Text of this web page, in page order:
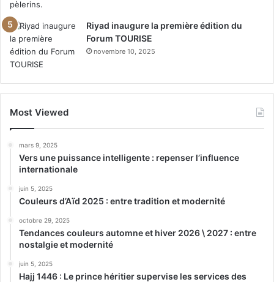
Riyad inaugure la première édition du
Forum TOURISE
novembre 10, 2025
Most Viewed
mars 9, 2025
Vers une puissance intelligente : repenser l’influence
internationale
juin 5, 2025
Couleurs d’Aïd 2025 : entre tradition et modernité
octobre 29, 2025
Tendances couleurs automne et hiver 2026 \ 2027 : entre
nostalgie et modernité
juin 5, 2025
Hajj 1446 : Le prince héritier supervise les services des